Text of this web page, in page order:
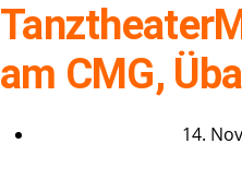
am CMG,
14.